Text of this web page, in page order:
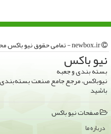
نیو باكس
بسته بندی و جعبه
نیوباکس، مرجع جامع صنعت
باشید
صفحات نیو باكس
درباره ما